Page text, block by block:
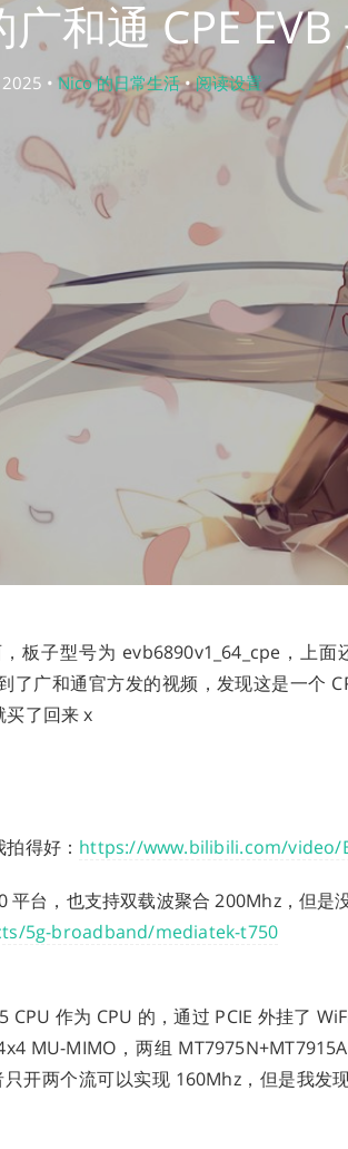
和通 CPE
• Nico 的日常生活•阅读设置
板子型号为 evb6890v1_64_cpe，上面
了广和通官方发的视频，发现这是一个
买了回来 x
得好： https://www.bilibili.com/video/
平台，也支持双载波聚合 200Mhz，但是
5g-broadband/mediatek-t750
作为 CPU 的，通过 PCIE 外挂了
MU-MIMO，两组
开两个流可以实现 160Mhz，但是我发